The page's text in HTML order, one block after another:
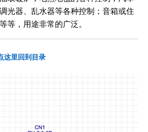
光器、乱水器等各种控制；音箱或住
等，用途非常的广泛。
这里回到目录